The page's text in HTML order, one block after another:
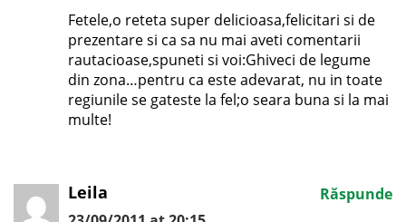
Fetele,o reteta super delicioasa,felicitari si de
prezentare si ca sa nu mai aveti comentarii
rautacioase,spuneti si voi:Ghiveci de legume
din zona…pentru ca este adevarat, nu in toate
regiunile se gateste la fel;o seara buna si la mai
multe!
Leila Răspunde